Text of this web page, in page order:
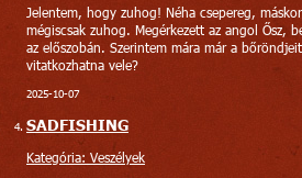
Jelentem, hogy zuhog! Néha csepereg,
mégiscsak zuhog. Megérkezett az angol Ősz,
az előszobán. Szerintem mára már a
vitatkozhatna vele?
2025-10-07
SADFISHING
Kategória: Veszélyek